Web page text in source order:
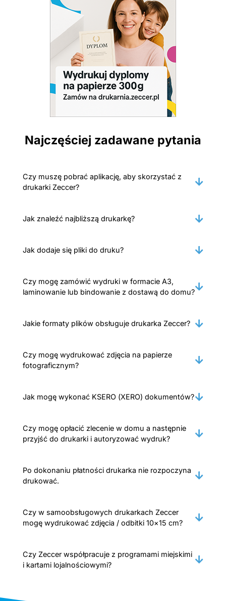
Najczęściej zadawane pytania
Czy muszę pobrać aplikację, aby skorzystać z
drukarki Zeccer?
Jak znaleźć najbliższą drukarkę?
Jak dodaje się pliki do druku?
Czy mogę zamówić wydruki w formacie A3,
laminowanie lub bindowanie z dostawą do domu?
Jakie formaty plików obsługuje drukarka Zeccer?
Czy mogę wydrukować zdjęcia na papierze
fotograficznym?
Jak mogę wykonać KSERO (XERO) dokumentów?
Czy mogę opłacić zlecenie w domu a następnie
przyjść do drukarki i autoryzować wydruk?
Po dokonaniu płatności drukarka nie rozpoczyna
drukować.
Czy w samoobsługowych drukarkach Zeccer
mogę wydrukować zdjęcia / odbitki 10×15 cm?
Czy Zeccer współpracuje z programami miejskimi
i kartami lojalnościowymi?